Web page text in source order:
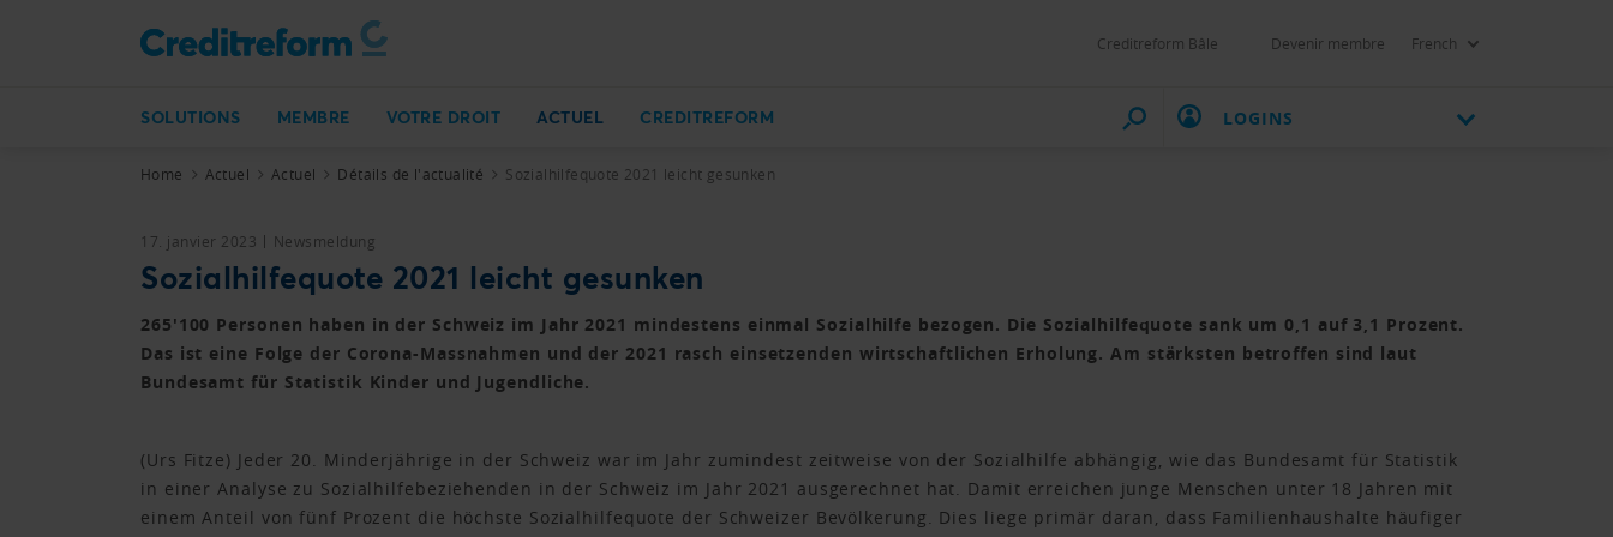
Creditreform Bâle Devenir membre French
SOLUTIONS MEMBRE VOTRE DROIT ACTUEL CREDITREFORM LOGINS
Home Actuel Actuel Détails de l'actualité Sozialhilfequote 2021 leicht gesunken
17. janvier 2023 Newsmeldung
Sozialhilfequote 2021 leicht gesunken
265'100 Personen haben in der Schweiz im Jahr 2021 mindestens einmal Sozialhilfe bezogen. Die Sozialhilfequote sank um 0,1 auf 3,1 Prozent.
Das ist eine Folge der Corona-Massnahmen und der 2021 rasch einsetzenden wirtschaftlichen Erholung. Am stärksten betroffen sind laut
Bundesamt für Statistik Kinder und Jugendliche.
(Urs Fitze) Jeder 20. Minderjährige in der Schweiz war im Jahr zumindest zeitweise von der Sozialhilfe abhängig, wie das Bundesamt für Statistik
in einer Analyse zu Sozialhilfebeziehenden in der Schweiz im Jahr 2021 ausgerechnet hat. Damit erreichen junge Menschen unter 18 Jahren mit
einem Anteil von fünf Prozent die höchste Sozialhilfequote der Schweizer Bevölkerung. Dies liege primär daran, dass Familienhaushalte häufiger